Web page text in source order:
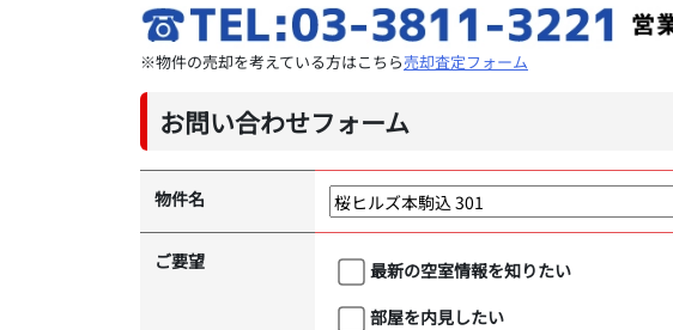
※物件の売却を考えている方はこちら売却査定フォーム
お問い合わせフォーム
物件名
ご要望
最新の空室情報を知りたい
部屋を内見したい